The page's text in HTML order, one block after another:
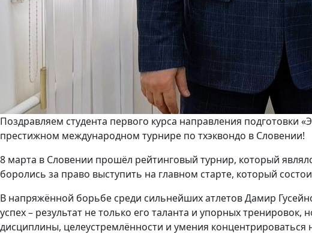
Поздравляем студента первого курса направления
престижном международном турнире по тхэквондо в Словении!
8 марта в Словении прошёл рейтинговый турнир, который
боролись за право выступить на главном старте, который
В напряжённой борьбе среди сильнейших атлетов Дамир
успех – результат не только его таланта и упорных
дисциплины, целеустремлённости и умения концентрироваться